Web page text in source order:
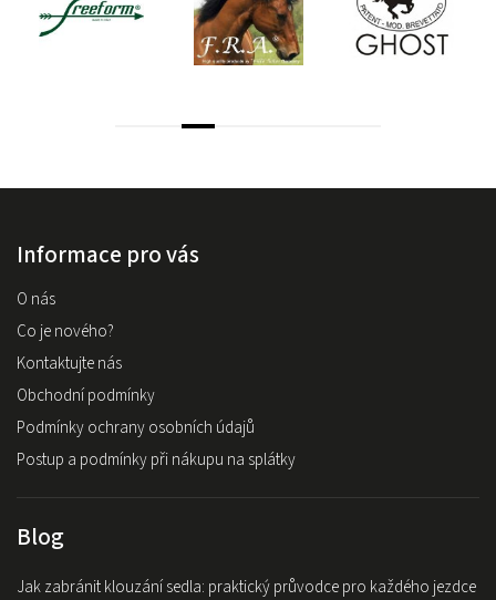
Informace pro vás
O nás
Co je nového?
Kontaktujte nás
Obchodní podmínky
Podmínky ochrany osobních údajů
Postup a podmínky při nákupu na splátky
Blog
Jak zabránit klouzání sedla: praktický průvodce pro každého jezdce